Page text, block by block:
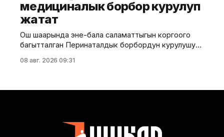
кайрадан унаалар үчүн ачылат. Мэрия
айдоочуларды жол кыймылындагы убактылуу
өзгөрүүлөрдү эске алып, жол белгилеринин
талаптарын так
медициналык борбор курулуп
жатат
Ош шаарында эне-бала саламаттыгын коргоого
багытталган Перинаталдык борбордун курулушу
министрлигинин басма сөз кызматы билдирди.
энелерге жана ымыркайларга
08 авг. 2026 09:31